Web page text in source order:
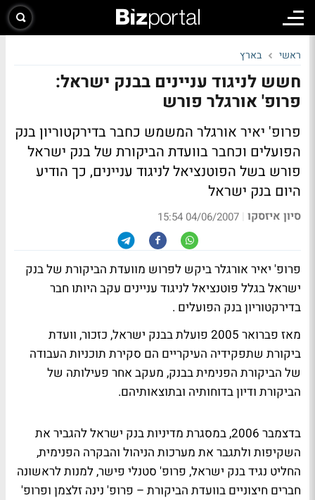
ראשי בארץ
חשש לניגוד עניינים בבנק ישראל:
פרופ' אורגלר פורש
פרופ' יאיר אורגלר המשמש כחבר בדירקטוריון בנק
הפועלים וכחבר בוועדת הביקורת של בנק ישראל
פורש בשל הפוטנציאל לניגוד עניינים, כך הודיע
היום בנק ישראל
סיון איזסקו |
04/06/2007 15:54
פרופ' יאיר אורגלר ביקש לפרוש מוועדת הביקורת של בנק
ישראל בגלל פוטנציאל לניגוד עניינים עקב היותו חבר
בדירקטוריון בנק הפועלים .
מאז פברואר 2005 פועלת בבנק ישראל, כזכור, וועדת
ביקורת שתפקידיה העיקריים הם סקירת תוכניות העבודה
של הביקורת הפנימית בבנק, מעקב אחר פעילותה של
הביקורת ודיון בדוחותיה ובתוצאותיהם.
בדצמבר 2006, במסגרת מדיניות בנק ישראל להגביר את
השקיפות ולתגבר את מערכות הניהול והבקרה הפנימית,
החליט נגיד בנק ישראל, פרופ' סטנלי פישר, למנות לראשונה
חברים חיצוניים בוועדת הביקורת – פרופ' נינה זלצמן ופרופ'